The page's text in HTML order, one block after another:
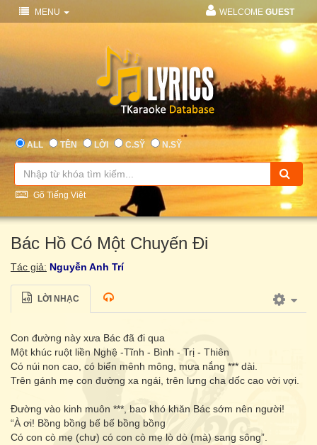
MENU WELCOME GUEST
ALL TÊN LỜI C.SỸ N.SỸ
Gõ Tiếng Việt
Bác Hồ Có Một Chuyến Đi
Tác giả: Nguyễn Anh Trí
LỜI NHẠC
Con đường này xưa Bác đã đi qua
Một khúc ruột liền Nghệ -Tĩnh - Bình - Trị - Thiên
Có núi non cao, có biển mênh mông, mưa nắng *** dài.
Trên gánh mẹ con đường xa ngái, trên lưng cha dốc cao vời vợi.
Đường vào kinh muôn ***, bao khó khăn Bác sớm nên người!
“À ơi! Bồng bồng bế bế bồng bồng
Có con cò mẹ (chư) có con cò mẹ lò dò (mà) sang sông”.